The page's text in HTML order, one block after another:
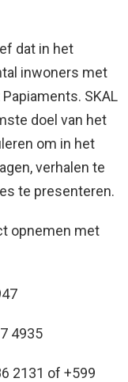
dat in het
inwoners met
SKAL
doel van het
om in het
verhalen te
te presenteren.
opnemen met
of +599